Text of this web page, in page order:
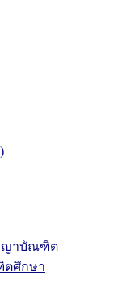
ญาบัณฑิต
ตศึกษา